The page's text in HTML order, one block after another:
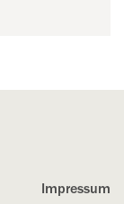
Impressum